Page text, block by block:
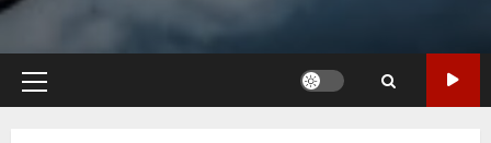
Menu
principal